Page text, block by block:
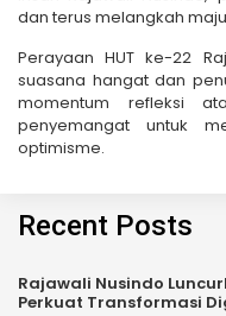
dan terus melangkah
Perayaan HUT ke-22
suasana hangat dan
momentum refleksi
penyemangat untuk
optimisme.
Recent Posts
Rajawali Nusindo
Perkuat Transformasi